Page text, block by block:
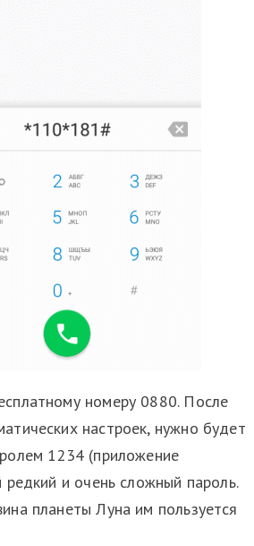
номеру 0880. После
настроек, нужно будет
1234 (приложение
редкий и очень сложный пароль.
планеты Луна им пользуется